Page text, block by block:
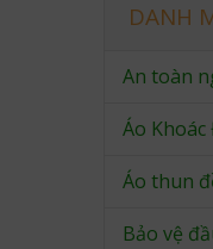
DANH
An toàn
Áo
Áo thun
Bảo vệ